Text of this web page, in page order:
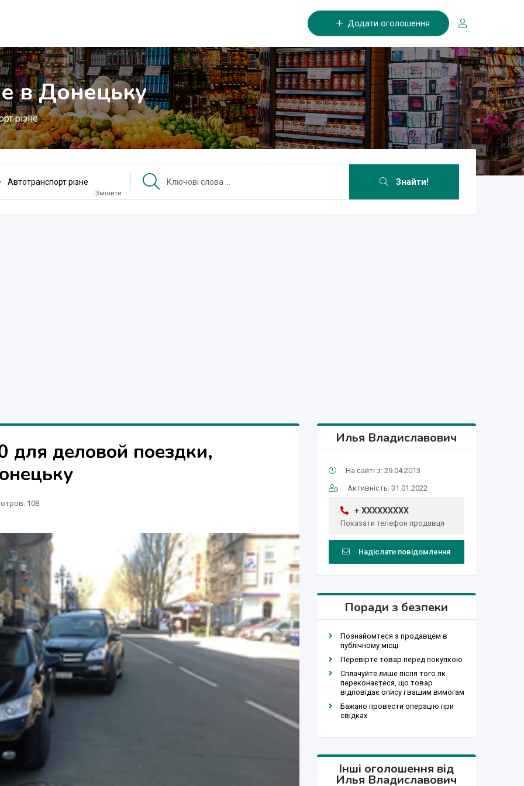
Додати оголошення
в Донецьку
різне
Автотранспорт різне
Змінити
Знайти!
для деловой поездки,
: 108
Илья Владиславович
На сайті з: 29.04.2013
Активність: 31.01.2022
+ XXXXXXXXX
Показати телефон продавця
Надіслати повідомлення
Поради з безпеки
Познайомтеся з продавцем в
публічному місці
Перевірте товар перед покупкою
Сплачуйте лише після того як
переконаєтеся, що товар
відповідає опису і вашим вимогам
Бажано провести операцію при
свідках
Інші оголошення від
Илья Владиславович